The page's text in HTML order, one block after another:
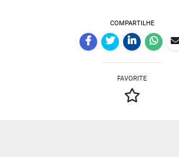
COMPARTILHE
FAVORITE